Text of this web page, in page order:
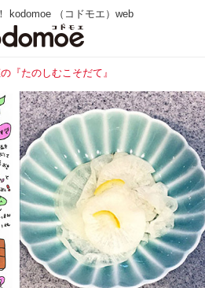
kodomoe （コドモエ）web
『たのしむこそだて』